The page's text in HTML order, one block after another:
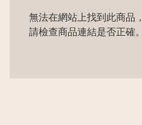
無法在網站上找到此商品
請檢查商品連結是否正確。